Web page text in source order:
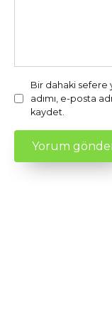
Bir dahaki sefere
adımı, e-posta
kaydet.